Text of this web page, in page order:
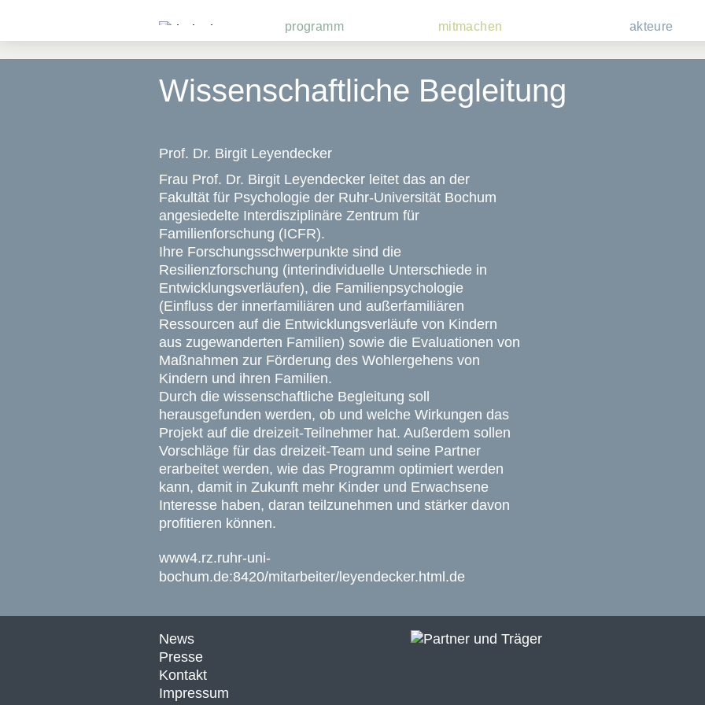
programm mitmachen akteure
Wissenschaftliche Begleitung
Prof. Dr. Birgit Leyendecker
Frau Prof. Dr. Birgit Leyendecker leitet das an der
Fakultät für Psychologie der Ruhr-Universität Bochum
angesiedelte Interdisziplinäre Zentrum für
Familienforschung (ICFR).
Ihre Forschungsschwerpunkte sind die
Resilienzforschung (interindividuelle Unterschiede in
Entwicklungsverläufen), die Familienpsychologie
(Einfluss der innerfamiliären und außerfamiliären
Ressourcen auf die Entwicklungsverläufe von Kindern
aus zugewanderten Familien) sowie die Evaluationen von
Maßnahmen zur Förderung des Wohlergehens von
Kindern und ihren Familien.
Durch die wissenschaftliche Begleitung soll
herausgefunden werden, ob und welche Wirkungen das
Projekt auf die dreizeit-Teilnehmer hat. Außerdem sollen
Vorschläge für das dreizeit-Team und seine Partner
erarbeitet werden, wie das Programm optimiert werden
kann, damit in Zukunft mehr Kinder und Erwachsene
Interesse haben, daran teilzunehmen und stärker davon
profitieren können.
www4.rz.ruhr-uni-
bochum.de:8420/mitarbeiter/leyendecker.html.de
News
Presse
Kontakt
Impressum